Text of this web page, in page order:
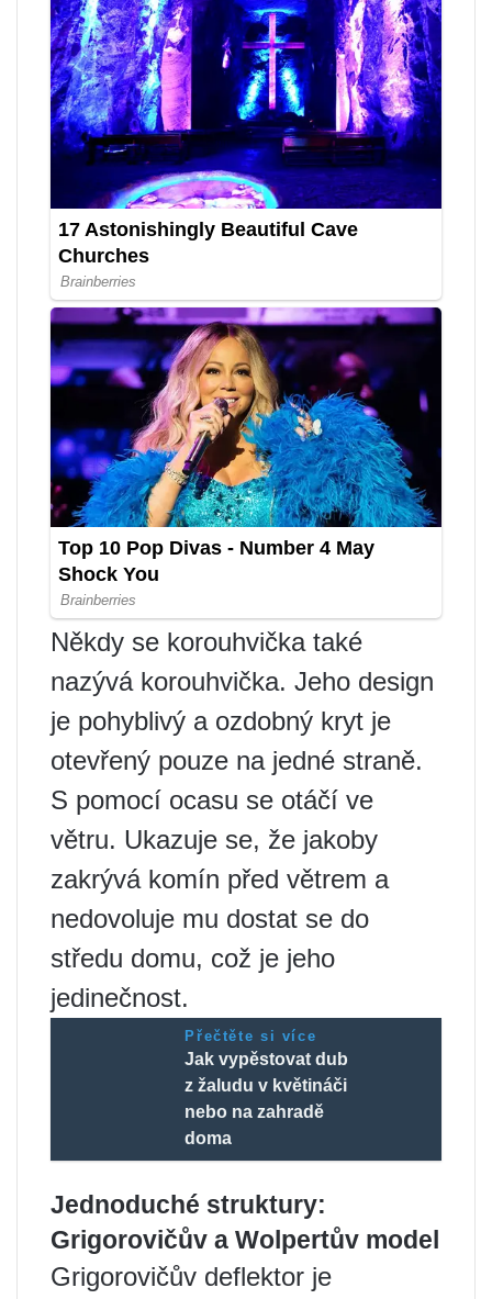
Někdy se korouhvička také
nazývá korouhvička. Jeho design
je pohyblivý a ozdobný kryt je
otevřený pouze na jedné straně.
S pomocí ocasu se otáčí ve
větru. Ukazuje se, že jakoby
zakrývá komín před větrem a
nedovoluje mu dostat se do
středu domu, což je jeho
jedinečnost.
Přečtěte si více
Jak vypěstovat dub
z žaludu v květináči
nebo na zahradě
doma
Jednoduché struktury:
Grigorovičův a Wolpertův model
Grigorovičův deflektor je